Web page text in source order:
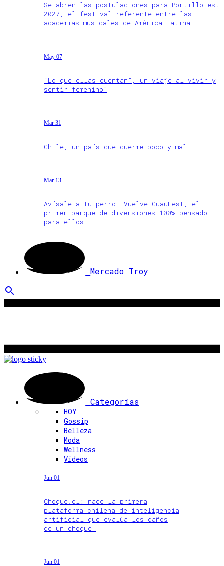
Se abren las postulaciones para PortilloFest
2027, el festival referente entre las
academias musicales de América Latina
May 07
“Lo que ellas cuentan”, un viaje al vivir y
sentir femenino”
Mar 31
Chile, un país que duerme poco y mal
Mar 13
Avísale a tu perro: Vuelve GuauFest, el
primer parque de diversiones 100% pensado
para ellos
Mercado Troy
search
Categorías
HOY
Gossip
Belleza
Moda
Wellness
Videos
Jun 01
Choque.cl: nace la primera
plataforma chilena de inteligencia
artificial que evalúa los daños
de un choque
Jun 01